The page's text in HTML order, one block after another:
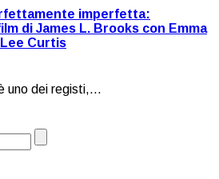
imperfetta:
di James L. Brooks con Emma
Lee Curtis
uno dei registi,...